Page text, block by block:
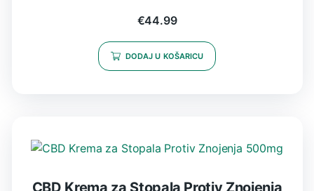
€44.99
DODAJ U KOŠARICU
CBD Krema za Stopala Protiv Znojenja